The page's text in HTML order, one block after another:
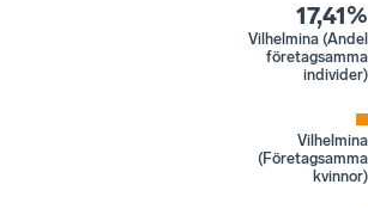
17,41%
Vilhelmina (Andel
företagsamma
individer)
Vilhelmina
(Företagsamma
kvinnor)